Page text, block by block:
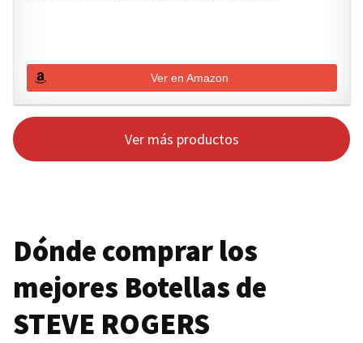
Ver en Amazon
Ver más productos
Dónde comprar los
mejores Botellas de
STEVE ROGERS